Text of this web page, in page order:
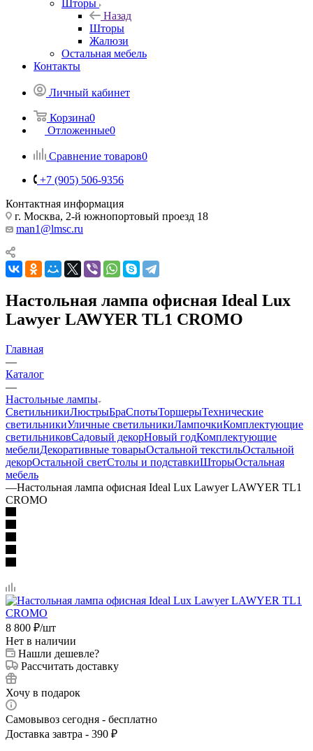
Шторы
Назад
Шторы
Жалюзи
Остальная мебель
Контакты
Личный кабинет
Корзина0
Отложенные0
Сравнение товаров0
+7 (905) 506-9356
Контактная информация
г. Москва, 2-й южнопортовый проезд 18
man1@lmsc.ru
Настольная лампа офисная Ideal Lux
Lawyer LAWYER TL1 CROMO
Главная
—
Каталог
—
Настольные лампы
СветильникиЛюстрыБраСпотыТоршерыТехнические
светильникиУличные светильникиЛампочкиКомплектующие
светильниковСадовый декорНовый годКомплектующие
мебелиДекоративные товарыОстальной текстильОстальной
декорОстальной светСтолы и подставкиШторыОстальная
мебель
—Настольная лампа офисная Ideal Lux Lawyer LAWYER TL1
CROMO
8 800 ₽/шт
Нет в наличии
Нашли дешевле?
Рассчитать доставку
Хочу в подарок
Самовывоз сегодня - бесплатно
Доставка завтра - 390 ₽